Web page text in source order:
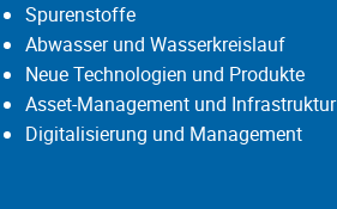
Spurenstoffe
Abwasser und Wasserkreislauf
Neue Technologien und Produkte
Asset-Management und Infrastruktur
Digitalisierung und Management